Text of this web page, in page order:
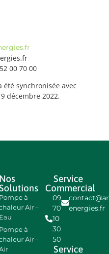
00 70 00
été synchronisée avec
décembre 2022.
Nos
Pompe à
Air –
Eau
Pompe à
Air –
Service
Commercial
09
70
10
30
50
energies.fr
Service